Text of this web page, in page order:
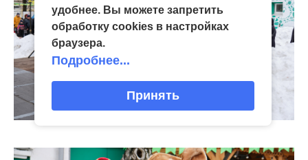
удобнее. Вы можете запретить
обработку сookies в настройках
браузера.
Подробнее...
Принять